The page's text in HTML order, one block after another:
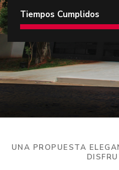
Tiempos Cumplidos
UNA PROPUESTA